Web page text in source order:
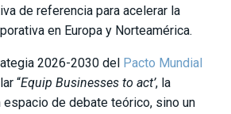
de referencia para acelerar la
en Europa y Norteamérica.
2026-2030 del Pacto Mundial
“Equip Businesses to act’, la
espacio de debate teórico, sino un